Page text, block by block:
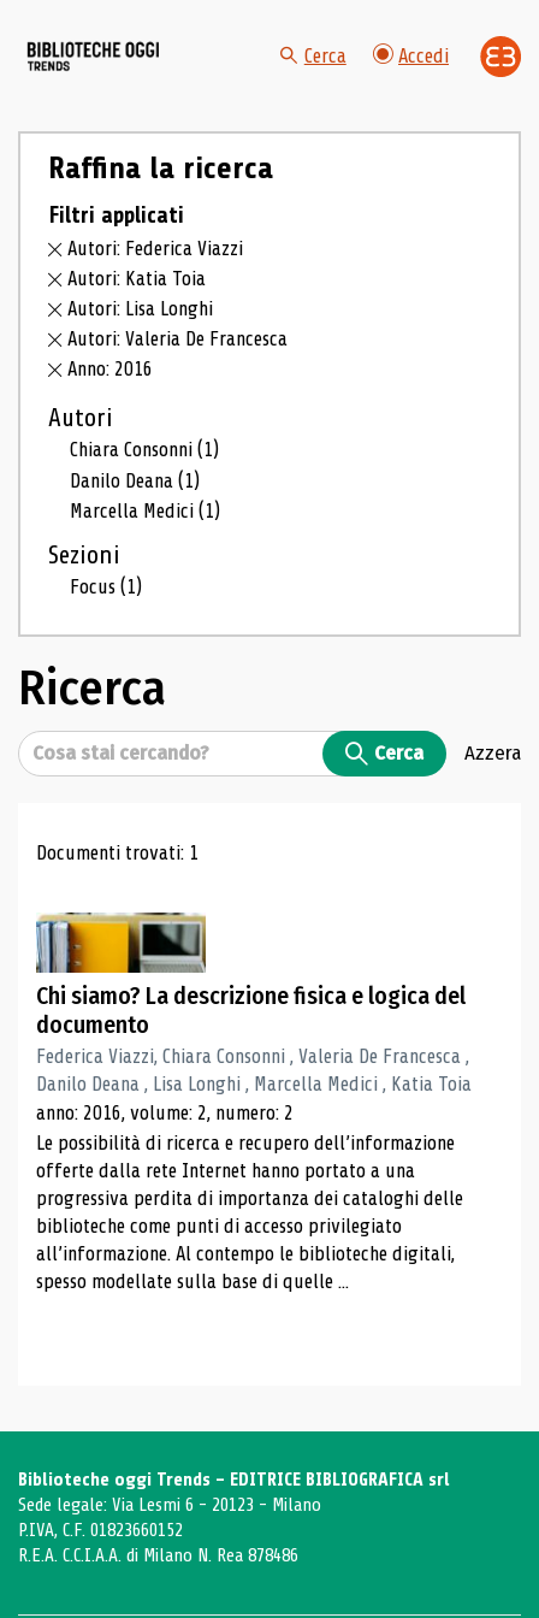
Cerca Accedi
Raffina la ricerca
Filtri applicati
Autori: Federica Viazzi
Autori: Katia Toia
Autori: Lisa Longhi
Autori: Valeria De Francesca
Anno: 2016
Autori
Chiara Consonni(1)
Danilo Deana(1)
Marcella Medici(1)
Sezioni
Focus(1)
Ricerca
Cerca Cerca Azzera
Risultati di ricerca
Documenti trovati: 1
Chi siamo? La descrizione fisica e logica del
documento
Federica Viazzi, Chiara Consonni , Valeria De Francesca ,
Danilo Deana , Lisa Longhi , Marcella Medici , Katia Toia
anno: 2016, volume: 2, numero: 2
Le possibilità di ricerca e recupero dell’informazione
offerte dalla rete Internet hanno portato a una
progressiva perdita di importanza dei cataloghi delle
biblioteche come punti di accesso privilegiato
all’informazione. Al contempo le biblioteche digitali,
spesso modellate sulla base di quelle ...
Biblioteche oggi Trends - EDITRICE BIBLIOGRAFICA srl
Sede legale: Via Lesmi 6 - 20123 - Milano
P.IVA, C.F. 01823660152
R.E.A. C.C.I.A.A. di Milano N. Rea 878486